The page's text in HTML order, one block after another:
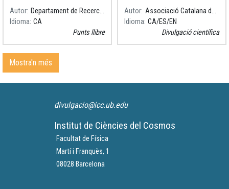
Autor
Departament de Recerca i Universitats
Idioma CA
Punts llibre
visibilitat al paper estratègic
de les dones científiques del
nostre territori, que es
preocupen per comunicar la
Autor
Associació Catalana de Comunicació Científica
Idioma CA ES EN
Divulgació científica
Mostra'n més
divulgacio@icc.ub.edu
Institut de Ciències del Cosmos
Facultat de Física
Martí i Franquès, 1
08028 Barcelona